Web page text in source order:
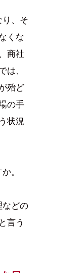
り、そ
くな
商社
は、
殆ど
の手
状況
。
などの
言う